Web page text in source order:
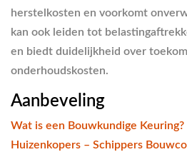
herstelkosten en voorkomt
kan ook leiden tot
en biedt duidelijkheid over
onderhoudskosten.
Aanbeveling
Wat is een Bouwkundige
Huizenkopers – Schippers